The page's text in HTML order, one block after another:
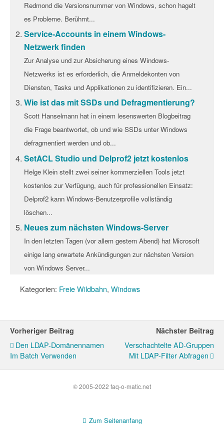
Redmond die Versionsnummer von Windows, schon hagelt
es Probleme. Berühmt...
Service-Accounts in einem Windows-
Netzwerk finden
Zur Analyse und zur Absicherung eines Windows-
Netzwerks ist es erforderlich, die Anmeldekonten von
Diensten, Tasks und Applikationen zu identifizieren. Ein...
Wie ist das mit SSDs und Defragmentierung?
Scott Hanselmann hat in einem lesenswerten Blogbeitrag
die Frage beantwortet, ob und wie SSDs unter Windows
defragmentiert werden und ob...
SetACL Studio und Delprof2 jetzt kostenlos
Helge Klein stellt zwei seiner kommerziellen Tools jetzt
kostenlos zur Verfügung, auch für professionellen Einsatz:
Delprof2 kann Windows-Benutzerprofile vollständig
löschen...
Neues zum nächsten Windows-Server
In den letzten Tagen (vor allem gestern Abend) hat Microsoft
einige lang erwartete Ankündigungen zur nächsten Version
von Windows Server...
Kategorien: Freie Wildbahn, Windows
Vorheriger Beitrag
Den LDAP-Domänennamen
Im Batch Verwenden
Nächster Beitrag
Verschachtelte AD-Gruppen
Mit LDAP-Filter Abfragen
© 2005-2022 faq-o-matic.net
Zum Seitenanfang